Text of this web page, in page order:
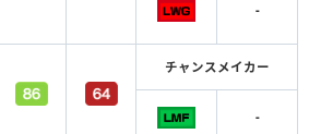
-
チャンスメイカー
-